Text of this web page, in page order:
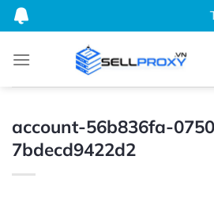
Bỏ
qua
dung
account-56b836fa-
7bdecd9422d2